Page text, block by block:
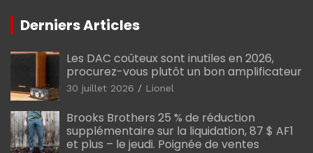
Derniers Articles
Les DAC coûteux sont inutiles en 2026,
procurez-vous plutôt un bon amplificateur
30 juillet 2026 Lionel
Brooks Brothers 25 % de réduction
supplémentaire sur la liquidation, 87 $ AF1
et plus – le jeudi. Poignée de ventes